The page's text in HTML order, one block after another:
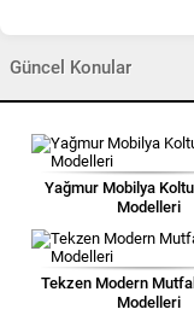
Güncel Konular
Yağmur Mobilya
Modelleri
Tekzen Modern
Modelleri